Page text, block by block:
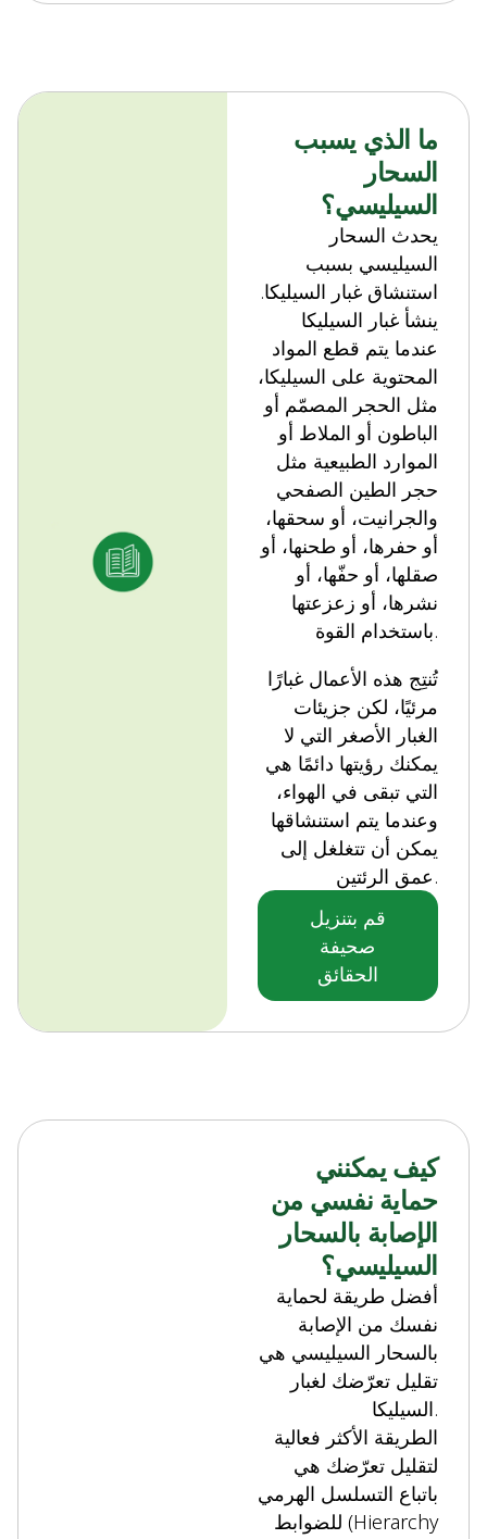
ما الذي يسبب
السحار
السيليسي؟
يحدث السحار
السيليسي بسبب
استنشاق غبار السيليكا.
ينشأ غبار السيليكا
عندما يتم قطع المواد
المحتوية على السيليكا،
مثل الحجر المصمّم أو
الباطون أو الملاط أو
الموارد الطبيعية مثل
حجر الطين الصفحي
والجرانيت، أو سحقها،
أو حفرها، أو طحنها، أو
صقلها، أو حفّها، أو
نشرها، أو زعزعتها
باستخدام القوة.
تُنتِج هذه الأعمال غبارًا
مرئيًا، لكن جزيئات
الغبار الأصغر التي لا
يمكنك رؤيتها دائمًا هي
التي تبقى في الهواء،
وعندما يتم استنشاقها
يمكن أن تتغلغل إلى
عمق الرئتين.
قم بتنزيل
صحيفة
الحقائق
كيف يمكنني
حماية نفسي من
الإصابة بالسحار
السيليسي؟
أفضل طريقة لحماية
نفسك من الإصابة
بالسحار السيليسي هي
تقليل تعرّضك لغبار
السيليكا.
الطريقة الأكثر فعالية
لتقليل تعرّضك هي
باتباع التسلسل الهرمي
للضوابط (Hierarchy